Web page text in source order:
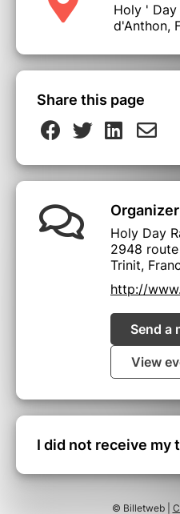
Holy '
d'Anthon,
Share this page
Organizer
Holy Day
2948
Trinit,
http://
Send a
View
I did not receive my
© Billetweb |